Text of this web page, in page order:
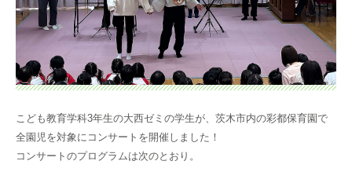
こども教育学科3年生の大西ゼミの学生が、茨木市内の彩都保育園で
全園児を対象にコンサートを開催しました！
コンサートのプログラムは次のとおり。